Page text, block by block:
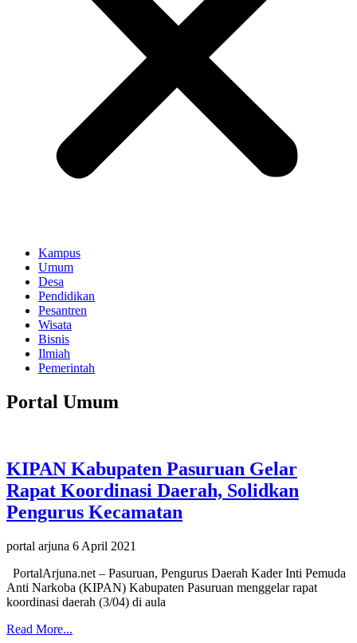
Kampus
Umum
Desa
Pendidikan
Pesantren
Wisata
Bisnis
Ilmiah
Pemerintah
Portal Umum
KIPAN Kabupaten Pasuruan Gelar
Rapat Koordinasi Daerah, Solidkan
Pengurus Kecamatan
portal arjuna 6 April 2021
PortalArjuna.net – Pasuruan, Pengurus Daerah Kader Inti Pemuda
Anti Narkoba (KIPAN) Kabupaten Pasuruan menggelar rapat
koordinasi daerah (3/04) di aula
Read More...